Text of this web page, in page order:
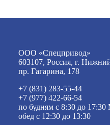
ООО «Спецпривод»
603107, Россия, г.
пр. Гагарина, 178
+7 (831) 283-55-44
+7 (977) 422-66-54
по будням с 8:30 до
обед с 12:30 до 13:30